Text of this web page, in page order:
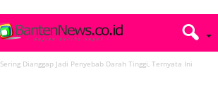
Sering Dianggap Jadi Penyebab Darah Tinggi, Ternyata Ini